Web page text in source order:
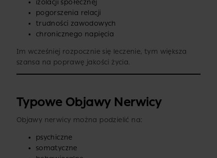
izolacji społecznej
pogorszenia relacji
trudności zawodowych
chronicznego napięcia
Im wcześniej rozpocznie się leczenie, tym większa
szansa na poprawę jakości życia.
Typowe Objawy Nerwicy
Objawy nerwicy można podzielić na:
psychiczne
somatyczne